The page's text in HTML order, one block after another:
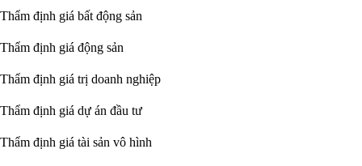
Thẩm định giá bất động sản
Thẩm định giá động sản
Thẩm định giá trị doanh nghiệp
Thẩm định giá dự án đầu tư
Thẩm định giá tài sản vô hình